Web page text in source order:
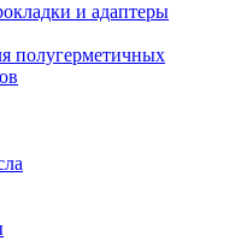
и адаптеры
полугерметичных